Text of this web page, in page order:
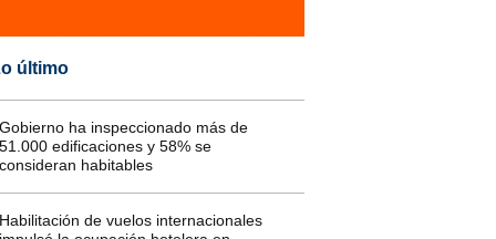
último
ha inspeccionado más de
edificaciones y 58% se
habitables
de vuelos internacionales